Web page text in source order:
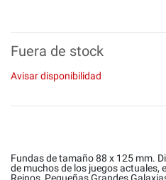
Fuera de stock
Avisar disponibilidad
Fundas de tamaño 88 x 125 mm.
de muchos de los juegos actuales,